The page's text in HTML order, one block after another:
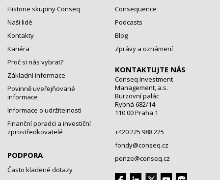
Historie skupiny Conseq
Naši lidé
Kontakty
Kariéra
Proč si nás vybrat?
Základní informace
Povinně uveřejňované
informace
Informace o udržitelnosti
Finanční poradci a investiční
zprostředkovatelé
PODPORA
Často kladené dotazy
Consequence
Podcasts
Blog
Zprávy a oznámení
KONTAKTUJTE NÁS
Conseq Investment
Management, a.s.
Burzovní palác
Rybná 682/14
110 00 Praha 1
+420 225 988 225
fondy@conseq.cz
penze@conseq.cz